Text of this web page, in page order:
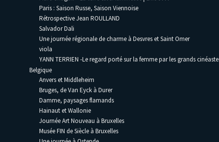
Paris : Saison Russe, Saison Viennoise
Rétrospective Jean ROULLAND
Salvador Dali
Une journée régionale de charme à Desvres et Saint Omer
viola
YANN TERRIEN -Le regard porté sur la femme par les grands
Belgique
Anvers et Middleheim
Bruges, de Van Eyck à Durer
Damme, paysages flamands
Hainaut et Wallonie
Journée Art Nouveau à Bruxelles
Musée FIN de Siècle à Bruxelles